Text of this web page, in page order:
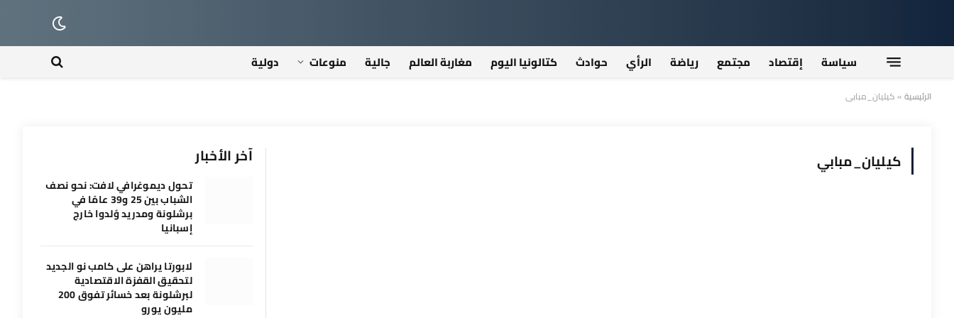
سياسة إقتصاد مجتمع رياضة الرأي حوادث كتالونيا اليوم مغاربة العالم جالية منوعات دولية
الرئيسية»كيليان_مبابي
كيليان_مبابي آخر الأخبار
تحول ديموغرافي لافت: نحو نصف
الشباب بين 25 و39 عامًا في
برشلونة ومدريد وُلدوا خارج
إسبانيا
لابورتا يراهن على كامب نو الجديد
لتحقيق القفزة الاقتصادية
لبرشلونة بعد خسائر تفوق 200
مليون يورو